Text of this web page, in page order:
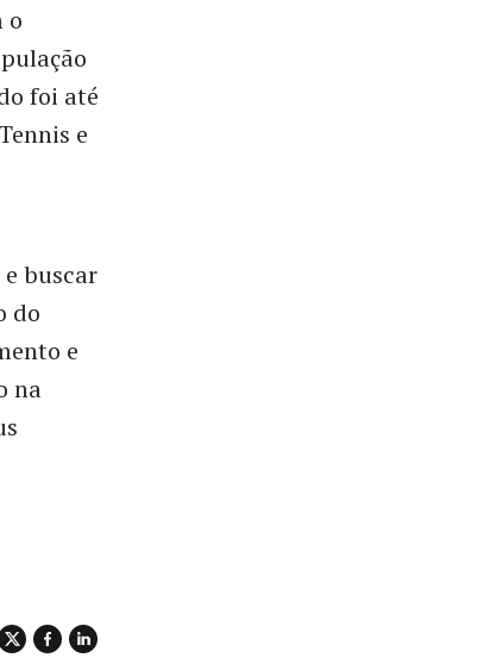
o
foi até
e
buscar
do
e
na